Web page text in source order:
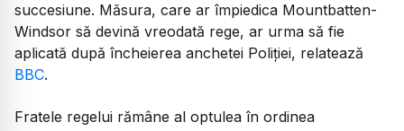
succesiune. Măsura, care ar împiedica Mountbatten-
Windsor să devină vreodată rege, ar urma să fie
aplicată după încheierea anchetei Poliției, relatează
BBC.
Fratele regelui rămâne al optulea în ordinea